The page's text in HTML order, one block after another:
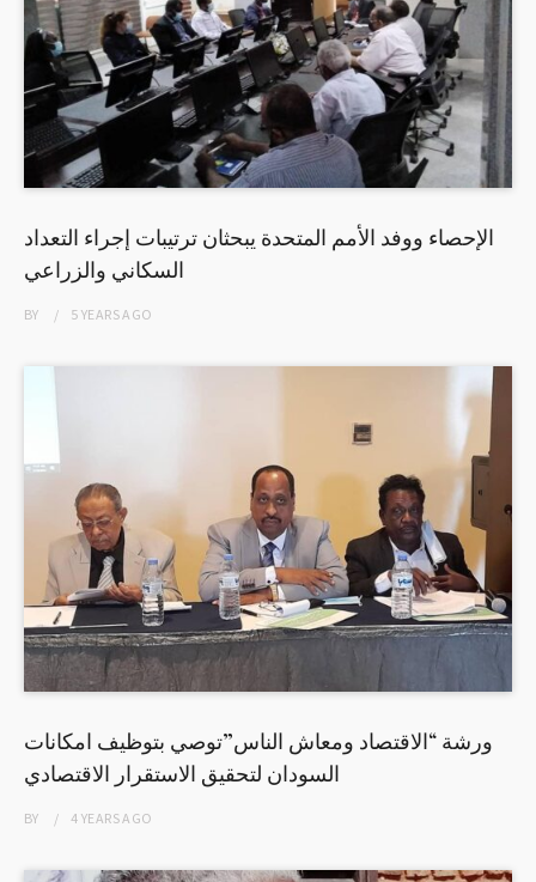
الإحصاء ووفد الأمم المتحدة يبحثان ترتيبات إجراء التعداد
السكاني والزراعي
BY 5 YEARSAGO
ورشة “الاقتصاد ومعاش الناس”توصي بتوظيف امكانات
السودان لتحقيق الاستقرار الاقتصادي
BY 4 YEARSAGO